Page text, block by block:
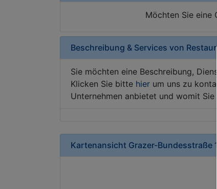
Möchten Sie eine
Beschreibung & Services von
Sie möchten eine Beschreibung,
Klicken Sie bitte hier um uns zu
Unternehmen anbietet und womit
Kartenansicht Grazer-Bundesstraße